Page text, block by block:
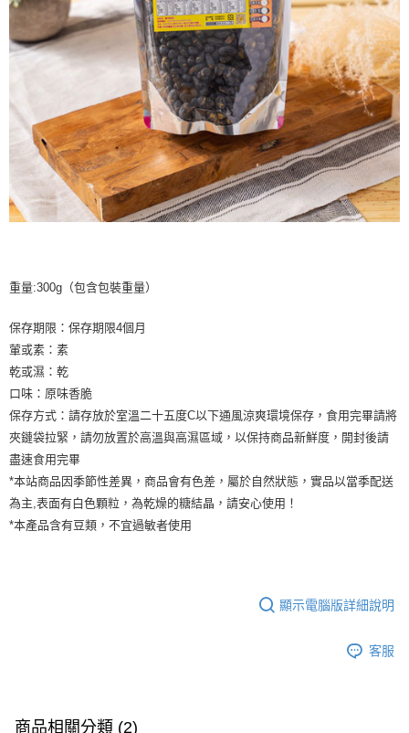
重量:300g（包含包裝重量）
保存期限：保存期限4個月
葷或素：素
乾或濕：乾
口味：原味香脆
保存方式：請存放於室溫二十五度C以下通風涼爽環境保存，食用完畢請將
夾鏈袋拉緊，請勿放置於高溫與高濕區域，以保持商品新鮮度，開封後請
盡速食用完畢
*本站商品因季節性差異，商品會有色差，屬於自然狀態，實品以當季配送
為主,表面有白色顆粒，為乾燥的糖結晶，請安心使用！
*本產品含有豆類，不宜過敏者使用
顯示電腦版詳細說明
客服
商品相關分類 (2)